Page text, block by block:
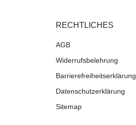
RECHTLICHES
AGB
Widerrufsbelehrung
Barrierefreiheitserklärung
Datenschutzerklärung
Sitemap